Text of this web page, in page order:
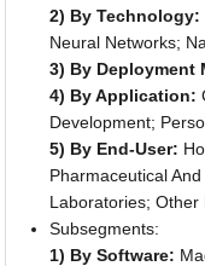
2) By Technology:
Neural Networks;
3) By Deployment
4) By Application:
Development;
5) By End-User:
Pharmaceutical
Laboratories; Other
Subsegments:
1) By Software: